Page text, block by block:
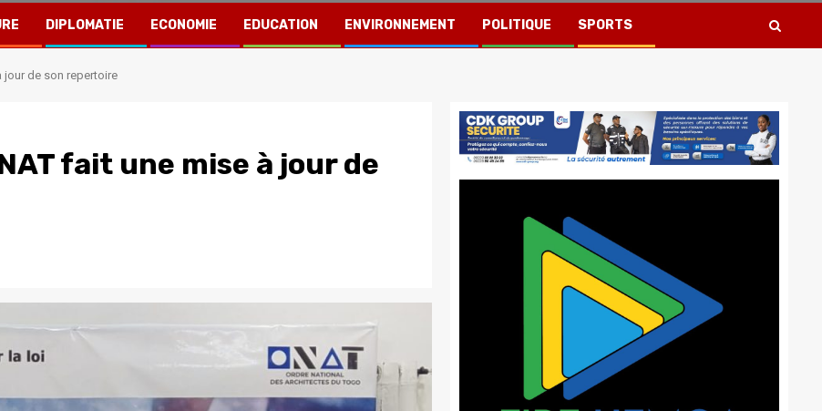
DIPLOMATIE ECONOMIE EDUCATION ENVIRONNEMENT POLITIQUE SPORTS
jour de son repertoire
fait une mise à jour de